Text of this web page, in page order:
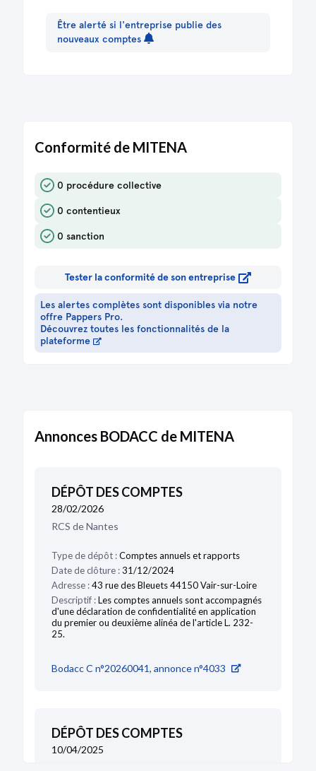
Rapport du commissaire aux apports
06/12/2022
Être alerté si l'entreprise publie des
nouveaux comptes
Conformité de MITENA
0 procédure collective
0 contentieux
0 sanction
Tester la conformité de son entreprise
Les alertes complètes sont disponibles via notre
offre Pappers Pro.
Découvrez toutes les fonctionnalités de la
plateforme
Annonces BODACC de MITENA
DÉPÔT DES COMPTES
28/02/2026
RCS de Nantes
Type de dépôt :Comptes annuels et rapports
Date de clôture :31/12/2024
Adresse :43 rue des Bleuets 44150 Vair-sur-Loire
Descriptif :Les comptes annuels sont accompagnés
d'une déclaration de confidentialité en application
du premier ou deuxième alinéa de l'article L. 232-
25.
Bodacc C n°20260041, annonce n°4033
DÉPÔT DES COMPTES
10/04/2025